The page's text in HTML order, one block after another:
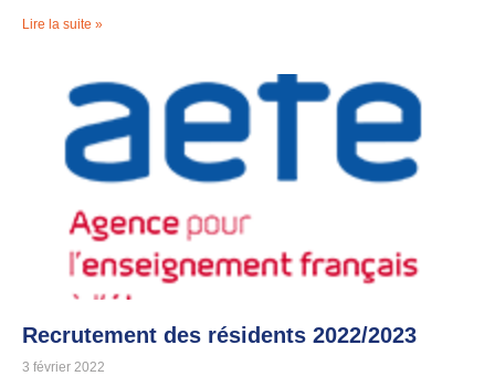
Lire la suite »
Recrutement des résidents 2022/2023
3 février 2022